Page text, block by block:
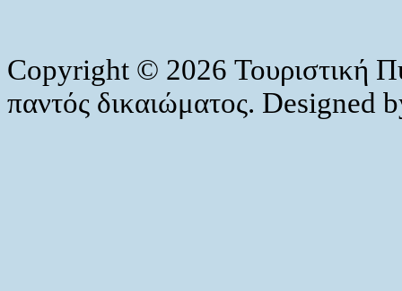
Copyright © 2026 Τουριστική
παντός δικαιώματος. Designed